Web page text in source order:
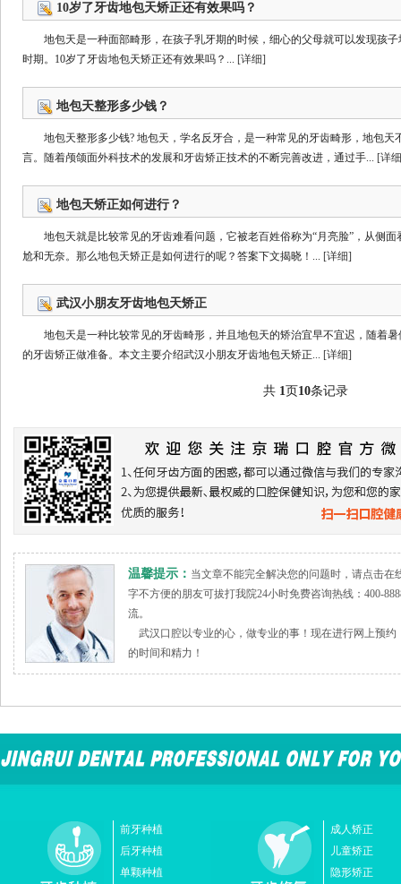
10岁了牙齿地包天矫正还有效果吗？
地包天是一种面部畸形，在孩子乳牙期的时候，细心的父母就可以发现孩
时期。10岁了牙齿地包天矫正还有效果吗？... [详细]
地包天整形多少钱？
地包天整形多少钱? 地包天，学名反牙合，是一种常见的牙齿畸形，地包
言。随着颅颌面外科技术的发展和牙齿矫正技术的不断完善改进，通过手... [详
地包天矫正如何进行？
地包天就是比较常见的牙齿难看问题，它被老百姓俗称为“月亮脸”，从侧
尬和无奈。那么地包天矫正是如何进行的呢？答案下文揭晓！... [详细]
武汉小朋友牙齿地包天矫正
地包天是一种比较常见的牙齿畸形，并且地包天的矫治宜早不宜迟，随着
的牙齿矫正做准备。本文主要介绍武汉小朋友牙齿地包天矫正... [详细]
共 1页10条记录
温馨提示： 当文章不能完全解决您的问题时，请点击
字不方便的朋友可拔打我院24小时免费咨询热线：400-
流。
武汉口腔以专业的心，做专业的事！现在进行网上预约
的时间和精力！
前牙种植
后牙种植
单颗种植
成人矫正
儿童矫正
隐形矫正